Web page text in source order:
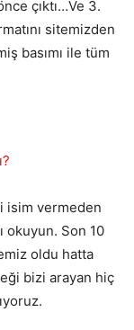
çıktı…Ve 3.
sitemizden
basımı ile tüm
isim vermeden
okuyun. Son 10
oldu hatta
bizi arayan hiç